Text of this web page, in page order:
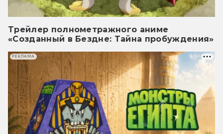
Трейлер полнометражного аниме
«Созданный в Бездне: Тайна пробуждения»
РЕКЛАМА